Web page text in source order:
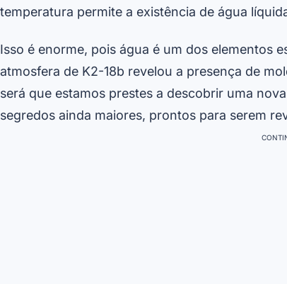
temperatura permite a existência de água
Isso é enorme, pois água é um dos elementos
atmosfera de K2-18b revelou a presença de
será que estamos prestes a descobrir uma
segredos ainda maiores, prontos para serem